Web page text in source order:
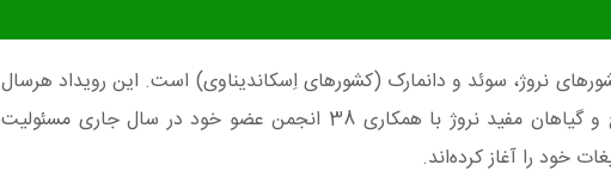
یک جشن مشترک در کشورهای نروژ، سوئد و دانمارک (کشورهای اِسکاندیناوی) است. این رویداد هرسال
در اولین یکشنبه ماه سپتامبر برگزار می‌شود. انجمن قارچ و گیاهان مفید نروژ با همکاری 38 انجمن عضو خود در سال جاری مسئولیت
خود را آغاز کرده‌اند.